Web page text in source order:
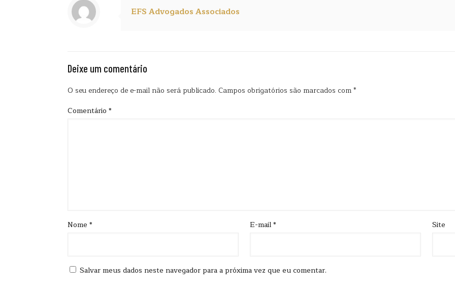
EFS Advogados Associados
Deixe um comentário
O seu endereço de e-mail não será publicado. Campos obrigatórios são marcados com*
Comentário *
Nome * E-mail* Site
Salvar meus dados neste navegador para a próxima vez que eu comentar.